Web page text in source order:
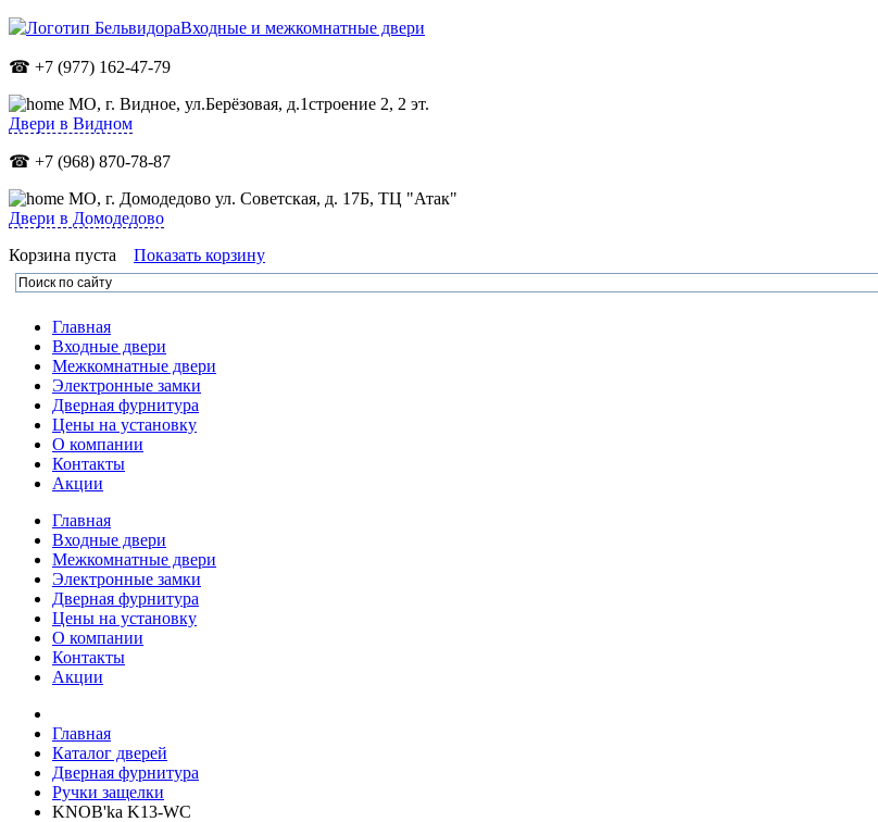
Входные и межкомнатные двери
☎ +7 (977) 162-47-79
МО, г. Видное, ул.Берёзовая, д.1строение 2, 2 эт.
Двери в Видном
☎ +7 (968) 870-78-87
МО, г. Домодедово ул. Советская, д. 17Б, ТЦ "Атак"
Двери в Домодедово
Корзина пуста
Показать корзину
Главная
Входные двери
Межкомнатные двери
Электронные замки
Дверная фурнитура
Цены на установку
О компании
Контакты
Акции
Главная
Входные двери
Межкомнатные двери
Электронные замки
Дверная фурнитура
Цены на установку
О компании
Контакты
Акции
Главная
Каталог дверей
Дверная фурнитура
Ручки защелки
KNOB'ka K13-WC